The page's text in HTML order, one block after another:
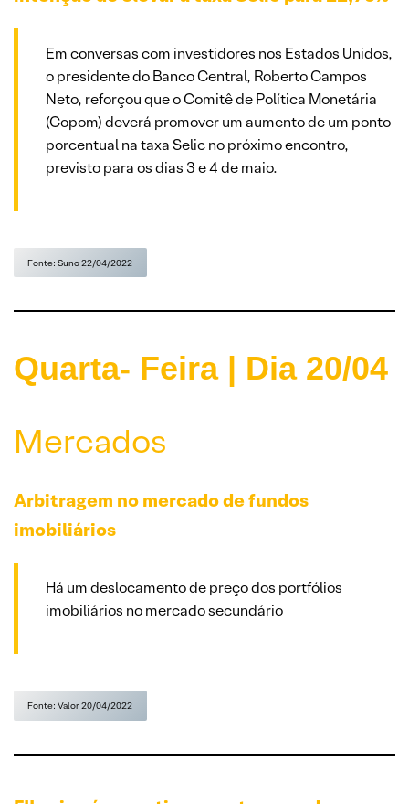
Em conversas com investidores nos Estados Unidos,
o presidente do Banco Central, Roberto Campos
Neto, reforçou que o Comitê de Política Monetária
(Copom) deverá promover um aumento de um ponto
porcentual na taxa Selic no próximo encontro,
previsto para os dias 3 e 4 de maio.
Fonte: Suno 22/04/2022
Quarta- Feira | Dia 20/04
Mercados
Arbitragem no mercado de fundos
imobiliários
Há um deslocamento de preço dos portfólios
imobiliários no mercado secundário
Fonte: Valor 20/04/2022